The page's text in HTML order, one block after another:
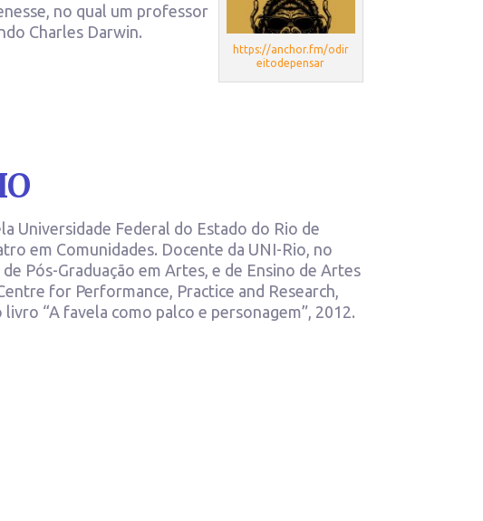
https://anchor.fm/odir
eitodepensar
no qual um professor
Charles Darwin.
Universidade Federal do Estado do Rio de
em Comunidades. Docente da UNI-Rio, no
Pós-Graduação em Artes, e de Ensino de Artes
for Performance, Practice and Research,
“A favela como palco e personagem”, 2012.